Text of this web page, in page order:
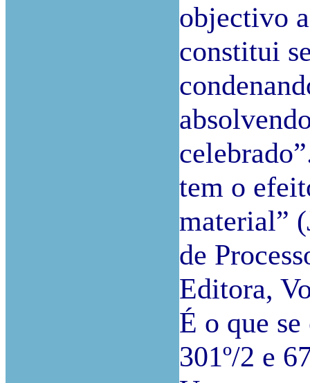
objectivo
constitui
tem o
material”
de
Editora,
É o que
301º/2 e